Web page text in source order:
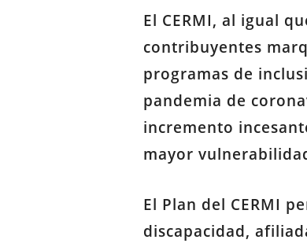
El CERMI, al igual
contribuyentes
programas de
pandemia de
incremento
mayor
El Plan del CERMI
discapacidad,